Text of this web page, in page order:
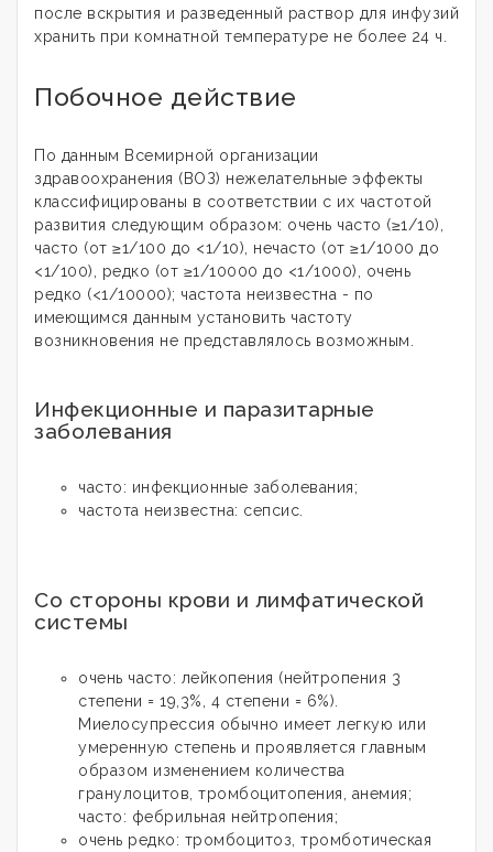
после вскрытия и разведенный раствор для инфузий
хранить при комнатной температуре не более 24 ч.
Побочное действие
По данным Всемирной организации
здравоохранения (ВОЗ) нежелательные эффекты
классифицированы в соответствии с их частотой
развития следующим образом: очень часто (≥1/10),
часто (от ≥1/100 до <1/10), нечасто (от ≥1/1000 до
<1/100), редко (от ≥1/10000 до <1/1000), очень
редко (<1/10000); частота неизвестна - по
имеющимся данным установить частоту
возникновения не представлялось возможным.
Инфекционные и паразитарные
заболевания
часто: инфекционные заболевания;
частота неизвестна: сепсис.
Со стороны крови и лимфатической
системы
очень часто: лейкопения (нейтропения 3
степени = 19,3%, 4 степени = 6%).
Миелосупрессия обычно имеет легкую или
умеренную степень и проявляется главным
образом изменением количества
гранулоцитов, тромбоцитопения, анемия;
часто: фебрильная нейтропения;
очень редко: тромбоцитоз, тромботическая